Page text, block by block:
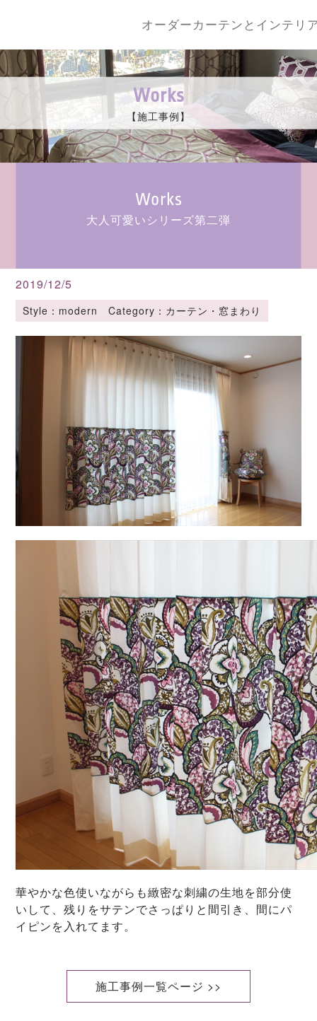
オーダーカーテンとインテリ
Works
【施工事例】
Works
大人可愛いシリーズ第二弾
2019/12/5
Style：modern Category：カーテン・窓まわり
華やかな色使いながらも緻密な刺繍の生地を部分使
いして、残りをサテンでさっぱりと間引き、間にパ
イピンを入れてます。
施工事例一覧ページ >>